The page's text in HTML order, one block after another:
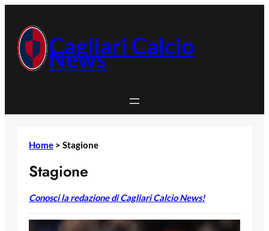
contenuto Cagliari Calcio
News
Home > Stagione
Stagione
Conosci la redazione di Cagliari Calcio News!